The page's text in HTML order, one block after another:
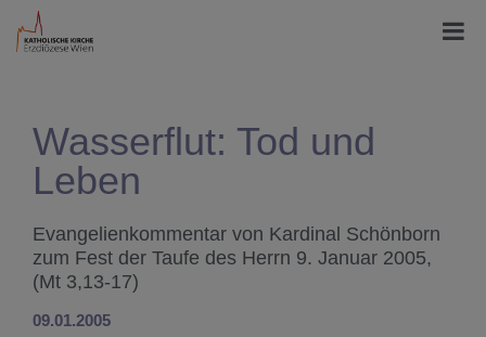
Wasserflut: Tod und
Leben
Evangelienkommentar von Kardinal Schönborn
zum Fest der Taufe des Herrn 9. Januar 2005,
(Mt 3,13-17)
09.01.2005